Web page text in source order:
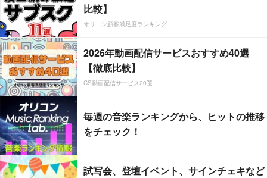
比較】
オリコン顧客満足度ランキング
2026年動画配信サービスおすすめ40選
【徹底比較】
CS動画配信サービス20選
毎週の音楽ランキングから、ヒットの推移
をチェック！
試写会、登壇イベント、サインチェキなど